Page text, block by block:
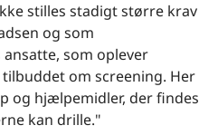
stilles stadigt større krav
og som
som oplever
om screening. Her
og hjælpemidler, der findes
kan drille."